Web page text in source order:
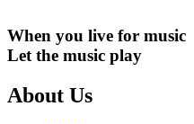
When you live for music
Let the music play
About Us